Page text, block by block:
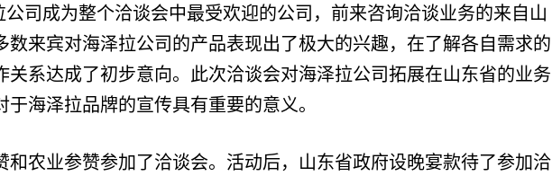
公司成为整个洽谈会中最受欢迎的公司，前来咨询洽谈业务的来自山
数来宾对海泽拉公司的产品表现出了极大的兴趣，在了解各自需求的
关系达成了初步意向。此次洽谈会对海泽拉公司拓展在山东省的业务
海泽拉品牌的宣传具有重要的意义。
和农业参赞参加了洽谈会。活动后，山东省政府设晚宴款待了参加洽